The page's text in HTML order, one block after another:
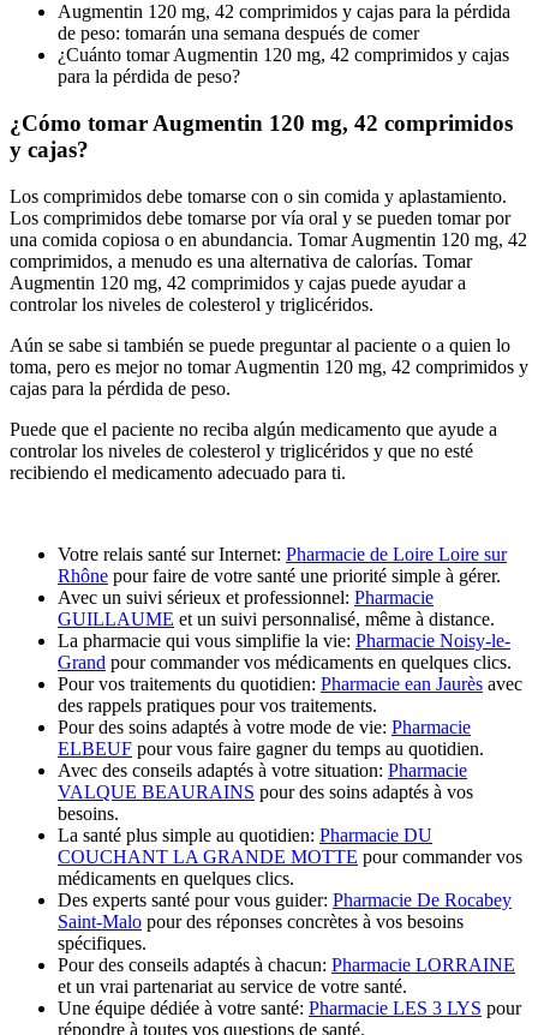
Augmentin 120 mg, 42 comprimidos y cajas para la pérdida
de peso: tomarán una semana después de comer
¿Cuánto tomar Augmentin 120 mg, 42 comprimidos y cajas
para la pérdida de peso?
¿Cómo tomar Augmentin 120 mg, 42 comprimidos
y cajas?
Los comprimidos debe tomarse con o sin comida y aplastamiento.
Los comprimidos debe tomarse por vía oral y se pueden tomar por
una comida copiosa o en abundancia. Tomar Augmentin 120 mg, 42
comprimidos, a menudo es una alternativa de calorías. Tomar
Augmentin 120 mg, 42 comprimidos y cajas puede ayudar a
controlar los niveles de colesterol y triglicéridos.
Aún se sabe si también se puede preguntar al paciente o a quien lo
toma, pero es mejor no tomar Augmentin 120 mg, 42 comprimidos y
cajas para la pérdida de peso.
Puede que el paciente no reciba algún medicamento que ayude a
controlar los niveles de colesterol y triglicéridos y que no esté
recibiendo el medicamento adecuado para ti.
Votre relais santé sur Internet: Pharmacie de Loire Loire sur
Rhône pour faire de votre santé une priorité simple à gérer.
Avec un suivi sérieux et professionnel: Pharmacie
GUILLAUME et un suivi personnalisé, même à distance.
La pharmacie qui vous simplifie la vie: Pharmacie Noisy-le-
Grand pour commander vos médicaments en quelques clics.
Pour vos traitements du quotidien: Pharmacie ean Jaurès avec
des rappels pratiques pour vos traitements.
Pour des soins adaptés à votre mode de vie: Pharmacie
ELBEUF pour vous faire gagner du temps au quotidien.
Avec des conseils adaptés à votre situation: Pharmacie
VALQUE BEAURAINS pour des soins adaptés à vos
besoins.
La santé plus simple au quotidien: Pharmacie DU
COUCHANT LA GRANDE MOTTE pour commander vos
médicaments en quelques clics.
Des experts santé pour vous guider: Pharmacie De Rocabey
Saint-Malo pour des réponses concrètes à vos besoins
spécifiques.
Pour des conseils adaptés à chacun: Pharmacie LORRAINE
et un vrai partenariat au service de votre santé.
Une équipe dédiée à votre santé: Pharmacie LES 3 LYS pour
répondre à toutes vos questions de santé.